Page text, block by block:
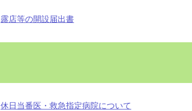
露店等の開設届出書
休日当番医・救急指定病院について